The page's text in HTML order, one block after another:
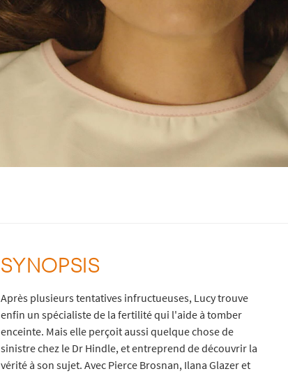
SYNOPSIS
Après plusieurs tentatives infructueuses, Lucy trouve
enfin un spécialiste de la fertilité qui l'aide à tomber
enceinte. Mais elle perçoit aussi quelque chose de
sinistre chez le Dr Hindle, et entreprend de découvrir la
vérité à son sujet. Avec Pierce Brosnan, Ilana Glazer et